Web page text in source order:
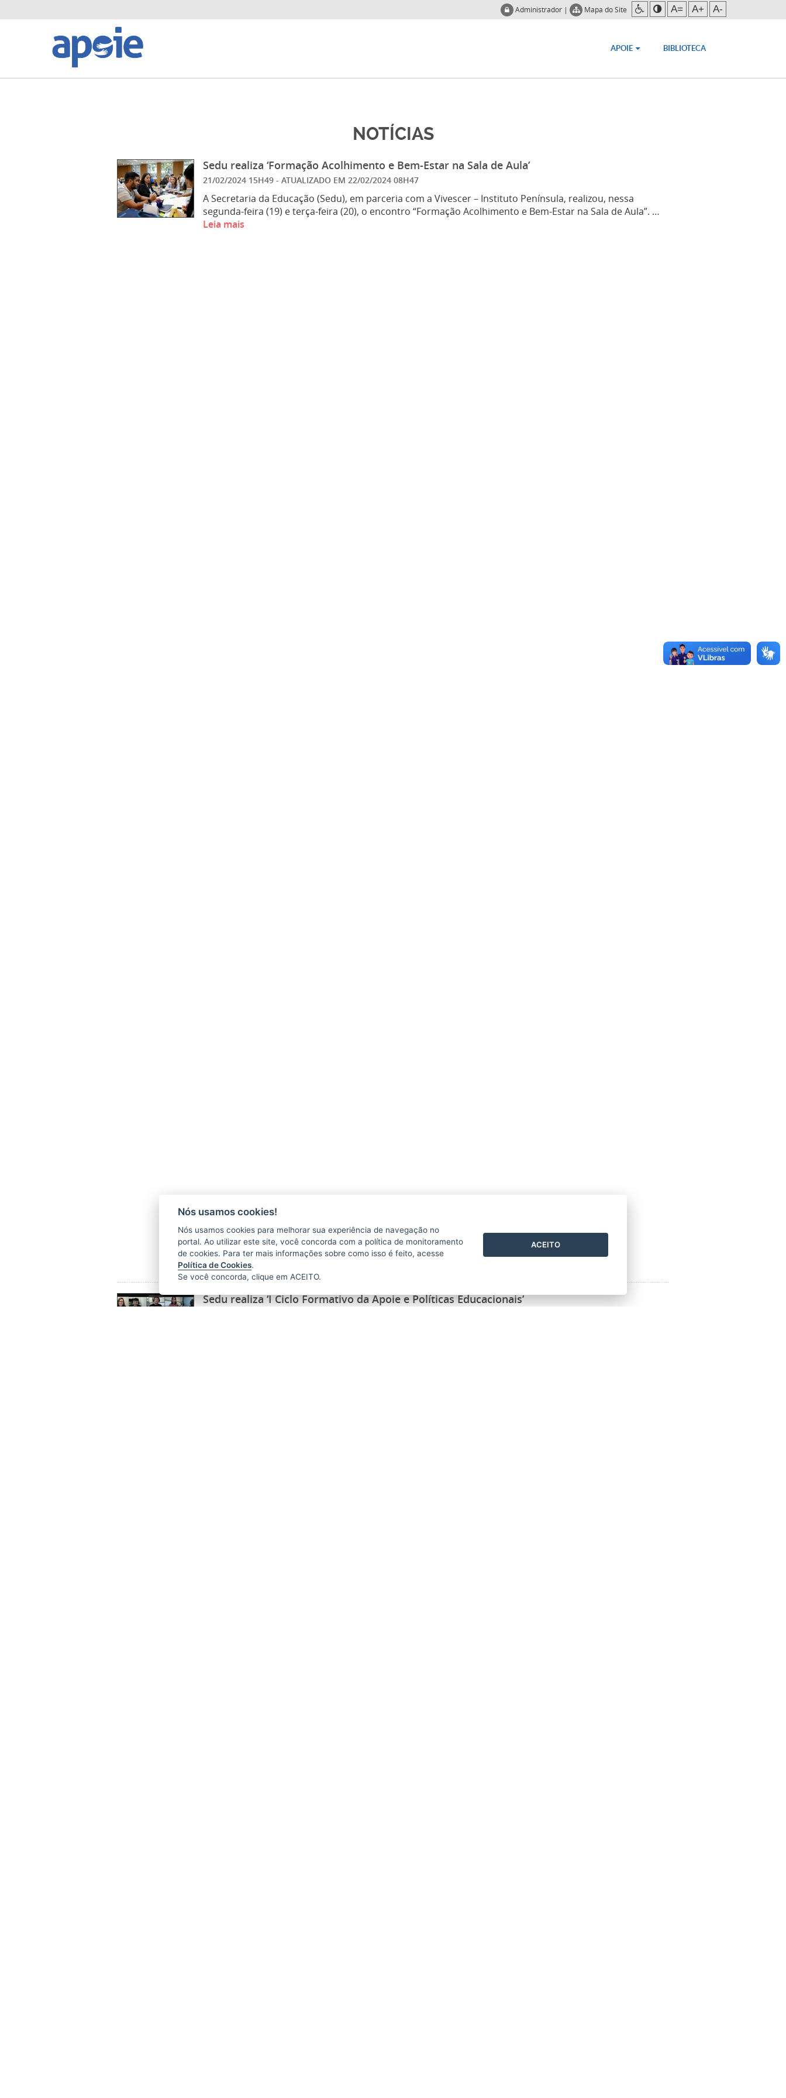
Administrador | Mapa do Site A= A+ A-
APOIE BIBLIOTECA
NOTÍCIAS
Sedu realiza ‘Formação Acolhimento e Bem-Estar na Sala de Aula’
21/02/2024 15H49 - ATUALIZADO EM 22/02/2024 08H47
A Secretaria da Educação (Sedu), em parceria com a Vivescer – Instituto Península, realizou, nessa
segunda-feira (19) e terça-feira (20), o encontro “Formação Acolhimento e Bem-Estar na Sala de Aula”. …
Leia mais
Sedu realiza ‘I Ciclo Formativo da Apoie e Políticas Educacionais’
Nós usamos cookies!
Nós usamos cookies para melhorar sua experiência de navegação no
portal. Ao utilizar este site, você concorda com a política de monitoramento
de cookies. Para ter mais informações sobre como isso é feito, acesse
Política de Cookies.
Se você concorda, clique em ACEITO.
ACEITO